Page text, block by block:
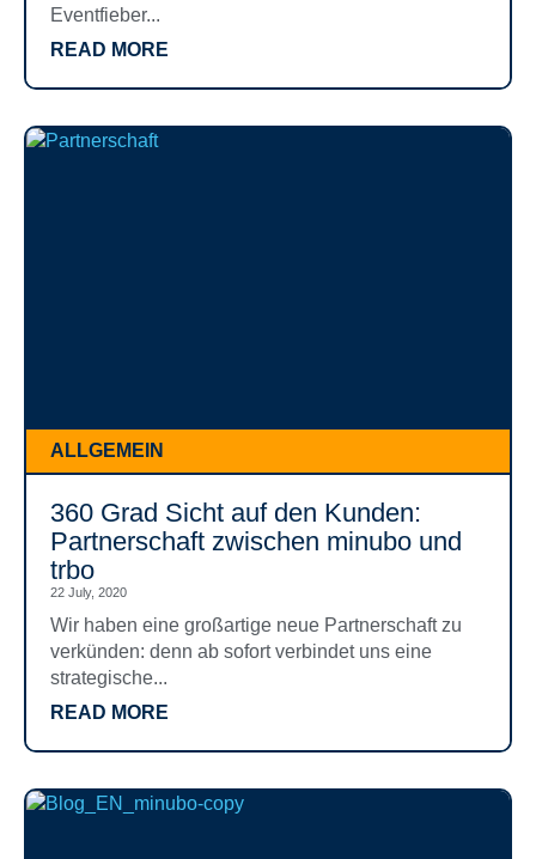
Eventfieber...
READ MORE
ALLGEMEIN
360 Grad Sicht auf den Kunden:
Partnerschaft zwischen minubo und
trbo
22 July, 2020
Wir haben eine großartige neue Partnerschaft zu
verkünden: denn ab sofort verbindet uns eine
strategische...
READ MORE